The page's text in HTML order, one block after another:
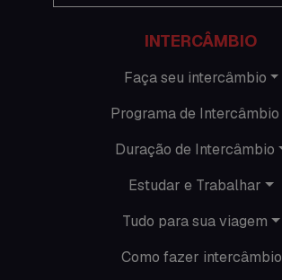
Informações gerais
Intercâmbio de férias
Minhas histórias na Austrália
Nova Zelândia
O que acontece na AC
INTERCÂMBIO
Faça seu intercâmbio
Programa de Intercâmbio
Duração de Intercâmbio
Estudar e Trabalhar
Tudo para sua viagem
Como fazer intercâmbio